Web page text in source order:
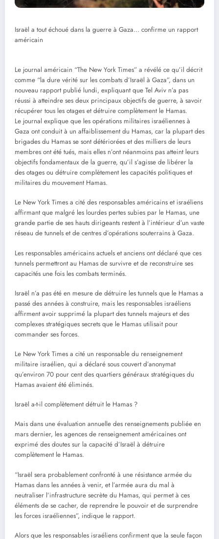
Israël a tout échoué dans la guerre à Gaza… confirme un rapport
américain
Le journal américain “The New York Times” a révélé ce qu’il décrit
comme “la dure vérité sur les combats d’Israël à Gaza”, dans un
nouveau rapport publié lundi, expliquant que Tel Aviv n’a pas
réussi à atteindre ses deux principaux objectifs de guerre, à savoir
récupérer tous les otages et détruire complètement le Hamas.
Le journal explique que les opérations militaires israéliennes à
Gaza ont conduit à un affaiblissement du Hamas, car la plupart des
brigades du Hamas se sont détériorées et des milliers de leurs
membres ont été tués, mais elles n’ont néanmoins pas atteint leurs
objectifs fondamentaux de la guerre, qu’il s’agisse de libérer la
des otages ou détruire complètement les capacités politiques et
militaires du mouvement Hamas.
Le New York Times a cité des responsables américains et israéliens
affirmant que malgré les lourdes pertes subies par le Hamas, une
grande partie de ses hauts dirigeants restent à l’intérieur d’un vaste
réseau de tunnels et de centres d’opérations souterrains à Gaza.
Les responsables américains actuels et anciens ont déclaré que ces
tunnels permettront au Hamas de survivre et de reconstruire ses
capacités une fois les combats terminés.
Israël n’a pas été en mesure de détruire les tunnels que le Hamas a
passé des années à construire, mais les responsables israéliens
affirment avoir supprimé la plupart des tunnels majeurs et des
complexes stratégiques secrets que le Hamas utilisait pour
commander ses forces.
Le New York Times a cité un responsable du renseignement
militaire israélien, qui a déclaré sous couvert d’anonymat
qu’environ 70 pour cent des quartiers généraux stratégiques du
Hamas avaient été éliminés.
Israël a-t-il complètement détruit le Hamas ?
Mais dans une évaluation annuelle des renseignements publiée en
mars dernier, les agences de renseignement américaines ont
exprimé des doutes sur la capacité d’Israël à détruire
complètement le Hamas.
“Israël sera probablement confronté à une résistance armée du
Hamas dans les années à venir, et l’armée aura du mal à
neutraliser l’infrastructure secrète du Hamas, qui permet à ces
éléments de se cacher, de reprendre le pouvoir et de surprendre
les forces israéliennes”, indique le rapport.
Alors que les responsables israéliens confirment que la seule façon